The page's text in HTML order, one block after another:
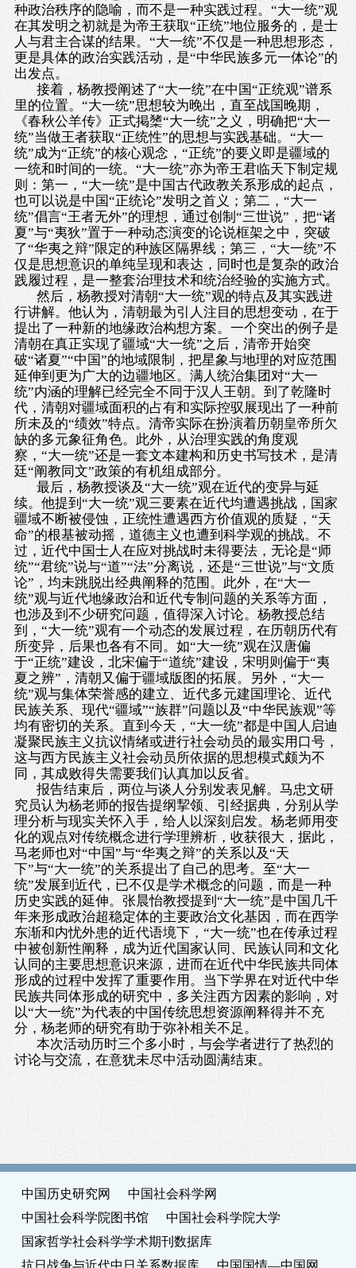
种政治秩序的隐喻，而不是一种实践过程。“大一统”观
在其发明之初就是为帝王获取“正统”地位服务的，是士
人与君主合谋的结果。“大一统”不仅是一种思想形态，
更是具体的政治实践活动，是“中华民族多元一体论”的
出发点。
接着，杨教授阐述了“大一统”在中国“正统观”谱系
里的位置。“大一统”思想较为晚出，直至战国晚期，
《春秋公羊传》正式掲橥“大一统”之义，明确把“大一
统”当做王者获取“正统性”的思想与实践基础。“大一
统”成为“正统”的核心观念，“正统”的要义即是疆域的
一统和时间的一统。“大一统”亦为帝王君临天下制定规
则：第一，“大一统”是中国古代政教关系形成的起点，
也可以说是中国“正统论”发明之首义；第二，“大一
统”倡言“王者无外”的理想，通过创制“三世说”，把“诸
夏”与“夷狄”置于一种动态演变的论说框架之中，突破
了“华夷之辩”限定的种族区隔界线；第三， “大一统”不
仅是思想意识的单纯呈现和表达，同时也是复杂的政治
践履过程，是一整套治理技术和统治经验的实施方式。
然后，杨教授对清朝“大一统”观的特点及其实践进
行讲解。他认为，清朝最为引人注目的思想变动，在于
提出了一种新的地缘政治构想方案。一个突出的例子是
清朝在真正实现了疆域“大一统”之后，清帝开始突
破“诸夏”“中国”的地域限制，把星象与地理的对应范围
延伸到更为广大的边疆地区。满人统治集团对“大一
统”内涵的理解已经完全不同于汉人王朝。到了乾隆时
代，清朝对疆域面积的占有和实际控驭展现出了一种前
所未及的“绩效”特点。清帝实际在扮演着历朝皇帝所欠
缺的多元象征角色。此外，从治理实践的角度观
察，“大一统”还是一套文本建构和历史书写技术，是清
廷“阐教同文”政策的有机组成部分。
最后，杨教授谈及“大一统”观在近代的变异与延
续。他提到“大一统”观三要素在近代均遭遇挑战，国家
疆域不断被侵蚀，正统性遭遇西方价值观的质疑， “天
命”的根基被动摇，道德主义也遭到科学观的挑战。不
过，近代中国士人在应对挑战时未得要法，无论是“师
统”“君统”说与“道”“法”分离说，还是“三世说”与“文质
论”，均未跳脱出经典阐释的范围。此外，在“大一
统”观与近代地缘政治和近代专制问题的关系等方面，
也涉及到不少研究问题，值得深入讨论。杨教授总结
到，“大一统”观有一个动态的发展过程，在历朝历代有
所变异，后果也各有不同。如“大一统”观在汉唐偏
于“正统”建设，北宋偏于“道统”建设，宋明则偏于“夷
夏之辨”，清朝又偏于疆域版图的拓展。另外，“大一
统”观与集体荣誉感的建立、近代多元建国理论、近代
民族关系、现代“疆域”“族群”问题以及“中华民族观”等
均有密切的关系。直到今天，“大一统”都是中国人启迪
凝聚民族主义抗议情绪或进行社会动员的最实用口号，
这与西方民族主义社会动员所依据的思想模式颇为不
同，其成败得失需要我们认真加以反省。
报告结束后，两位与谈人分别发表见解。马忠文研
究员认为杨老师的报告提纲挈领、引经据典，分别从学
理分析与现实关怀入手，给人以深刻启发。杨老师用变
化的观点对传统概念进行学理辨析，收获很大，据此，
马老师也对“中国”与“华夷之辩”的关系以及“天
下”与“大一统”的关系提出了自己的思考。至“大一
统”发展到近代，已不仅是学术概念的问题，而是一种
历史实践的延伸。张晨怡教授提到“大一统”是中国几千
年来形成政治超稳定体的主要政治文化基因，而在西学
东渐和内忧外患的近代语境下，“大一统”也在传承过程
中被创新性阐释，成为近代国家认同、民族认同和文化
认同的主要思想意识来源，进而在近代中华民族共同体
形成的过程中发挥了重要作用。当下学界在对近代中华
民族共同体形成的研究中，多关注西方因素的影响，对
以“大一统”为代表的中国传统思想资源阐释得并不充
分，杨老师的研究有助于弥补相关不足。
本次活动历时三个多小时，与会学者进行了热烈的
讨论与交流，在意犹未尽中活动圆满结束。
中国历史研究网
中国社会科学网
中国社会科学院图书馆
中国社会科学院大学
国家哲学社会科学学术期刊数据库
抗日战争与近代中日关系数据库
中国国情—中国网